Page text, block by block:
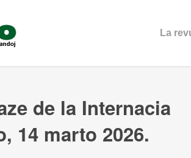
La
de la Internacia
14 marto 2026.